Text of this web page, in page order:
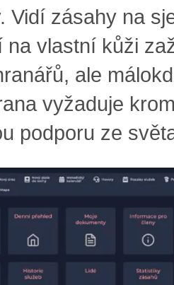
Vidí zásahy na
na vlastní kůži
ale
vyžaduje
podporu ze